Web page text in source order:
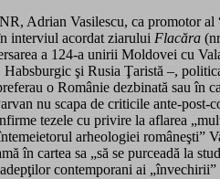
Adrian Vasilescu, ca promotor
interviul acordat ziarului Flacăra
a 124-a unirii Moldovei cu
şi Rusia Ţaristă –,
o Românie dezbinată sau în
nu scapa de criticile ante-
tezele cu privire la aflarea
arheologiei româneşti”
în cartea sa „să se purceadă
contemporani ai